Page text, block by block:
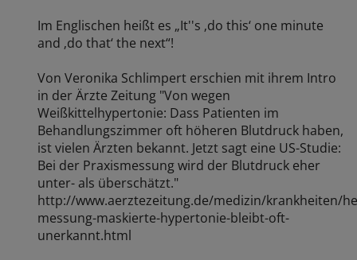
Im Englischen heißt es „It''s ‚do this‘ one minute
and ‚do that‘ the next“!
Von Veronika Schlimpert erschien mit ihrem Intro
in der Ärzte Zeitung "Von wegen
Weißkittelhypertonie: Dass Patienten im
Behandlungszimmer oft höheren Blutdruck haben,
ist vielen Ärzten bekannt. Jetzt sagt eine US-Studie:
Bei der Praxismessung wird der Blutdruck eher
unter- als überschätzt."
http://www.aerztezeitung.de/medizin/krankheiten/
messung-maskierte-hypertonie-bleibt-oft-
unerkannt.html